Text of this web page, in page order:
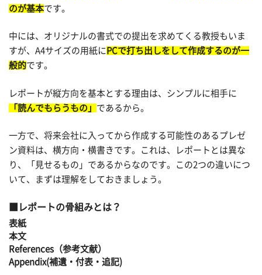
のが基本です。
中には、オリジナルの書式での提出を求めてくる教授もいま
すが、A4サイズの用紙に PCで打ち出しをして作成するのが一
般的です。
レポートが縦方向を基本とする理由は、シンプルに相手に
「読んでもらうもの」 であるから。
一方で、将来会社に入ってから作成する可能性のあるプレゼ
ン資料は、横方向・横書きです。これは、レポートとは異な
り、「見せるもの」であるからなのです。この2つの違いにつ
いて、まずは理解をしておきましょう。
レポートの骨組みとは？
表紙
本文
References（参考文献）
Appendix(補遺・付表・追記)